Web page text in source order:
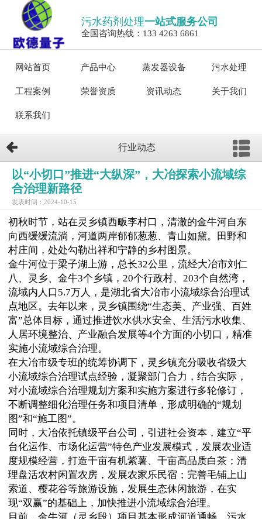
污水药剂处理一站式服务公司
全国咨询热线：133 4263 6861
网站首页 产品中心 蒸发器设备 污水处理
工程案例 荣誉资质 资讯动态 关于我们
联系我们
行业动态
以“小切口”推进“大纵深”，大冶探索小流域综
合治理新路径
发表时间：2024-10-15
初秋时节，站在灵乡镇西畈李村口，清澈的金牛河自东
向西缓缓流淌，河道两岸郁郁葱葱、青山如黛。田野和
村庄间，处处勾勒出祥和宁静的乡村图景。
金牛河位于梁子湖上游，总长32公里，流经大冶市刘仁
八、灵乡、金牛3个乡镇，20个行政村、203个自然湾，
流域内人口5.7万人，是湖北省大冶市小流域综合治理试
点地区。去年以来，灵乡镇围绕“生态美、产业强、百姓
富”总体目标，通过推进饮水供水安全、生活污水收集、
人居环境整治、产业融合发展等4个方面的小切口，精准
实施小流域综合治理。
在大冶市级专班的统筹协调下，灵乡镇充分吸收省级大
小流域综合治理试点经验，凝聚部门合力，结合实际，
对小流域综合治理规划方案和实施方案进行多轮修订，
不断调整细化治理任务和项目清单，形成明确的“规划
图”和“施工图”。
同时，大冶依托镇级平台公司，引进社会资本，建立“平
台化运作、市场化运营”特色产业发展模式，发展农业适
度规模经营，打造千亩有机紫薯、千亩高品质白茶；清
理盘活农村闲置农房，发展农家乐民宿；完善毛铺上山
索道、樱花谷等旅游设施，发展生态休闲旅游，在实
现“双赢”的基础上，加快推进小流域综合治理。